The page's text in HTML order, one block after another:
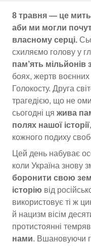
8 травня — це
аби ми могли
власному серці.
схиляємо голову у
пам’ять мільйонів
боях, жертв воєнних
Голокосту. Друга
трагедією, що не
сьогодні ця жива
полях нашої історії
кожного подиху
Цей день набуває
коли Україна знову
боронити свою
історію від
використовує ті ж
й нацизм вісім
протистоянні
нами. Вшановуючи